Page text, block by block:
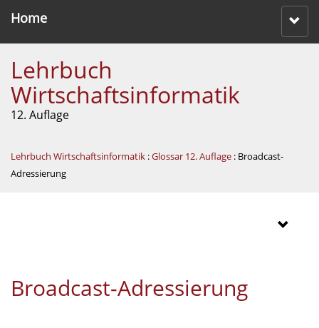
Home
Lehrbuch
Wirtschaftsinformatik
12. Auflage
Lehrbuch Wirtschaftsinformatik :Glossar 12. Auflage : Broadcast-
Adressierung
Broadcast-Adressierung